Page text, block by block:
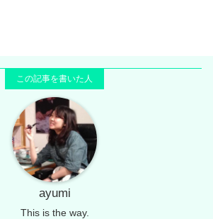
ayumi
This is the way.